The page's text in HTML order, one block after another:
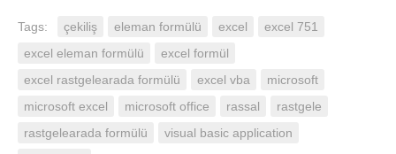
Tags: çekiliş eleman formülü excel
excel 751
excel eleman formülü
excel formül
excel rastgelearada formülü
excel vba
microsoft
microsoft excel
microsoft office rassal
rastgele
rastgelearada formülü
visual basic application